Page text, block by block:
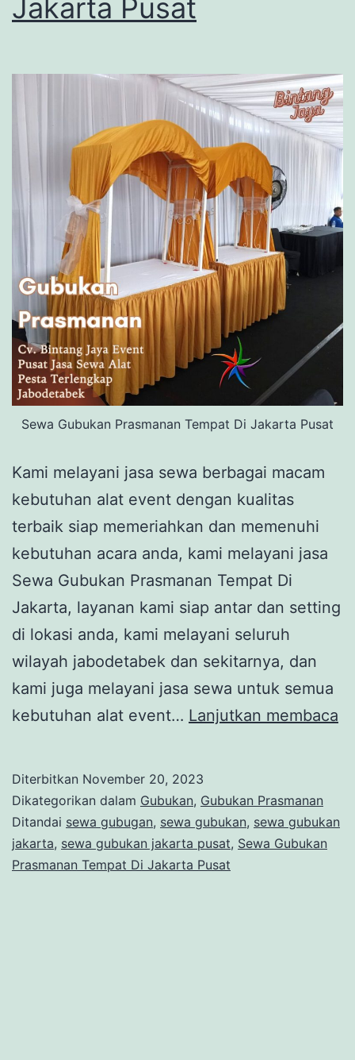
Jakarta Pusat
Sewa Gubukan Prasmanan Tempat Di Jakarta Pusat
Kami melayani jasa sewa berbagai macam
kebutuhan alat event dengan kualitas
terbaik siap memeriahkan dan memenuhi
kebutuhan acara anda, kami melayani jasa
Sewa Gubukan Prasmanan Tempat Di
Jakarta, layanan kami siap antar dan setting
di lokasi anda, kami melayani seluruh
wilayah jabodetabek dan sekitarnya, dan
kami juga melayani jasa sewa untuk semua
kebutuhan alat event… Lanjutkan membaca
Di
Diterbitkan November 20, 2023
Dikategorikan dalam Gubukan, Gubukan Prasmanan
Ditandai sewa gubugan, sewa gubukan, sewa gubukan
jakarta, sewa gubukan jakarta pusat, Sewa Gubukan
Prasmanan Tempat Di Jakarta Pusat